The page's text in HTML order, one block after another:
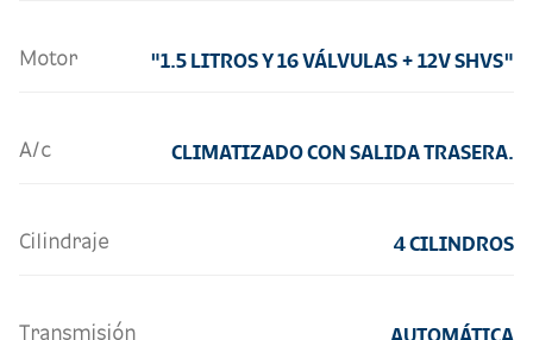
Motor "1.5 LITROS Y 16 VÁLVULAS + 12V SHVS"
A/c CLIMATIZADO CON SALIDA TRASERA.
Cilindraje 4 CILINDROS
Transmisión AUTOMÁTICA